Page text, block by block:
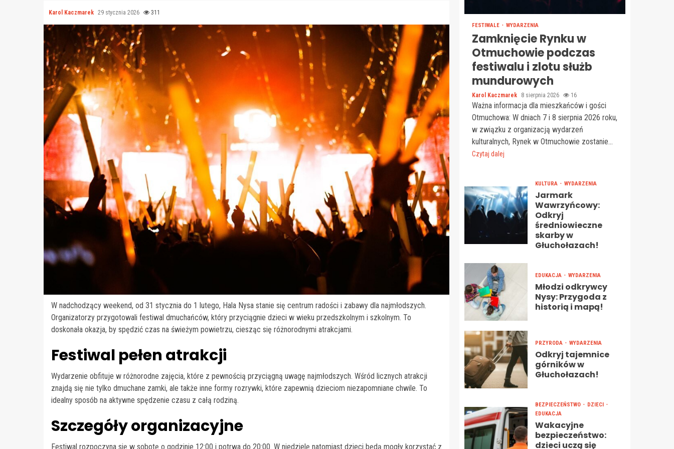
Karol Kaczmarek 29 stycznia 2026 311
W nadchodzący weekend, od 31 stycznia do 1 lutego, Hala Nysa stanie się centrum radości i zabawy dla najmłodszych.
Organizatorzy przygotowali festiwal dmuchańców, który przyciągnie dzieci w wieku przedszkolnym i szkolnym. To
doskonała okazja, by spędzić czas na świeżym powietrzu, ciesząc się różnorodnymi atrakcjami.
Festiwal pełen atrakcji
Wydarzenie obfituje w różnorodne zajęcia, które z pewnością przyciągną uwagę najmłodszych. Wśród licznych atrakcji
znajdą się nie tylko dmuchane zamki, ale także inne formy rozrywki, które zapewnią dzieciom niezapomniane chwile. To
idealny sposób na aktywne spędzenie czasu z całą rodziną.
Szczegóły organizacyjne
Festiwal rozpoczyna się w sobotę o godzinie 12:00 i potrwa do 20:00. W niedzielę natomiast dzieci będą mogły korzystać z
FESTIWALE WYDARZENIA
Zamknięcie Rynku w
Otmuchowie podczas
festiwalu i zlotu służb
mundurowych
Karol Kaczmarek 8 sierpnia 2026 16
Ważna informacja dla mieszkańców i gości
Otmuchowa: W dniach 7 i 8 sierpnia 2026 roku,
w związku z organizacją wydarzeń
kulturalnych, Rynek w Otmuchowie zostanie...
Czytaj dalej
KULTURA WYDARZENIA
Jarmark
Wawrzyńcowy:
Odkryj
średniowieczne
skarby w
Głuchołazach!
EDUKACJA WYDARZENIA
Młodzi odkrywcy
Nysy: Przygoda z
historią i mapą!
PRZYRODA WYDARZENIA
Odkryj tajemnice
górników w
Głuchołazach!
BEZPIECZEŃSTWO
DZIECI
EDUKACJA
Wakacyjne
bezpieczeństwo:
dzieci uczą się